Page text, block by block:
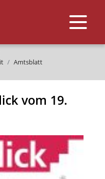
Amtsblatt
vom 19.